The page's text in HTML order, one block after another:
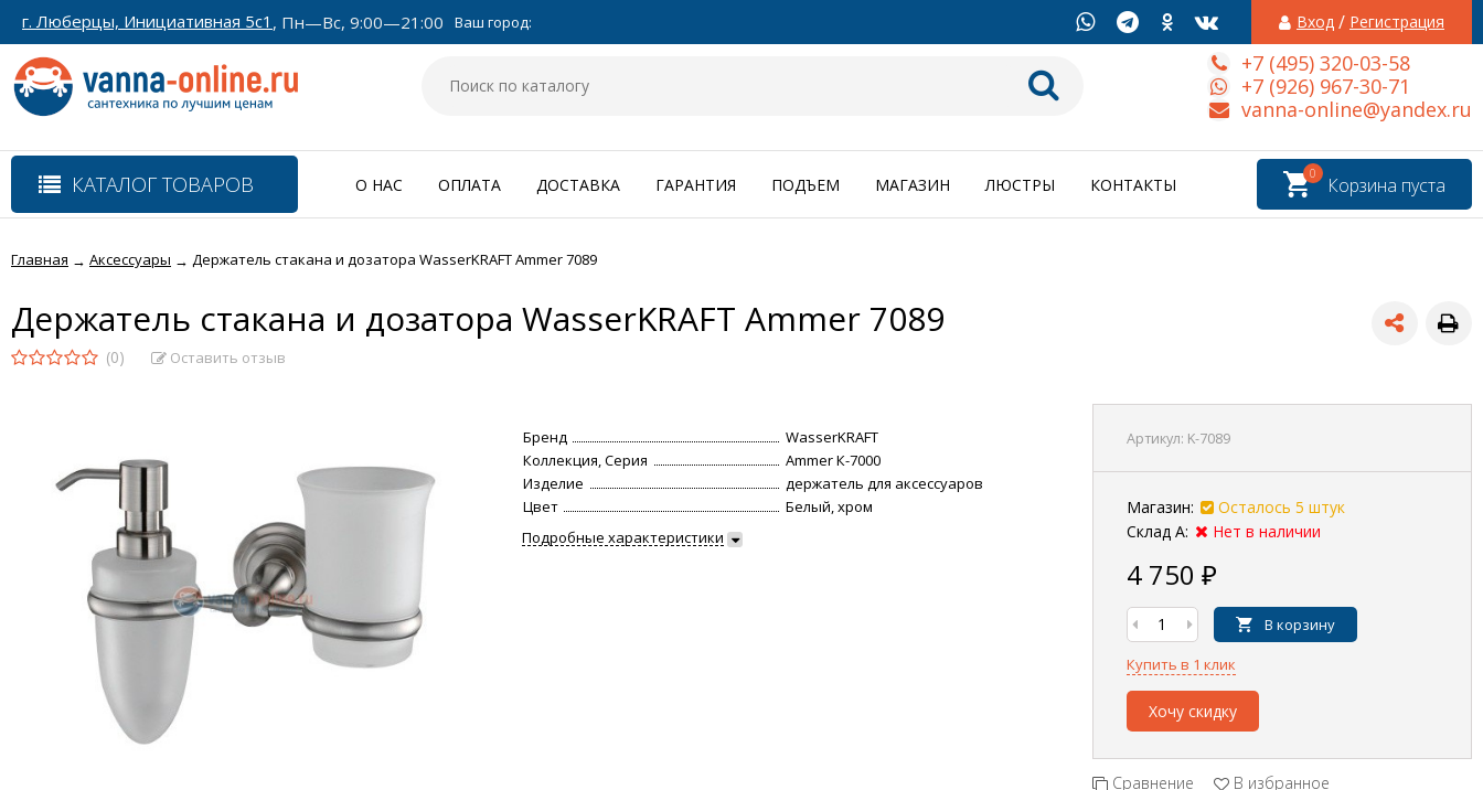
г. Люберцы, Инициативная 5с1 , Пн—Вс, 9:00—21:00 Ваш город: Вход / Регистрация
+7 (495) 320-03-58
+7 (926) 967-30-71
vanna-online@yandex.ru
КАТАЛОГ ТОВАРОВ Корзина пуста
0
О НАС ОПЛАТА ДОСТАВКА ГАРАНТИЯ ПОДЪЕМ МАГАЗИН ЛЮСТРЫ КОНТАКТЫ
Главная → Аксессуары → Держатель стакана и дозатора WasserKRAFT Ammer 7089
Держатель стакана и дозатора WasserKRAFT Ammer 7089
(0) Оставить отзыв
Артикул: K-7089
Магазин:
Осталось 5 штук
Склад А:
Нет в наличии
4 750 ₽
В корзину
Купить в 1 клик
Хочу скидку
Сравнение В избранное
Бренд
WasserKRAFT
Коллекция, Серия
Ammer К-7000
Изделие
держатель для аксессуаров
Цвет
Белый, хром
Подробные характеристики